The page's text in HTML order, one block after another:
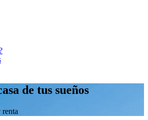
de tus sueños
renta